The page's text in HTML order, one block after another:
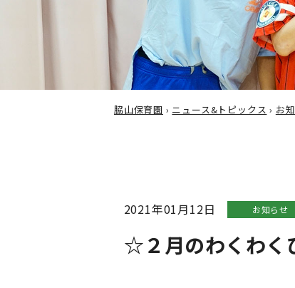
脇山保育園 › ニュース&トピックス › お
2021年01月12日 お知らせ
☆２月のわくわく